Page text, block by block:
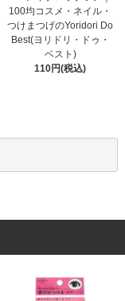
100均コスメ・ネイル・
つけまつげのYoridori Do
Best(ヨリドリ・ドゥ・
ベスト)
110円(税込)